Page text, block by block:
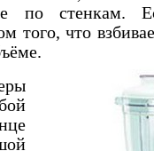
по стенкам.
того, что